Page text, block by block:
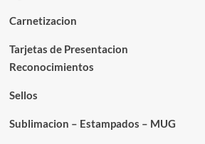
Carnetizacion
Tarjetas de Presentacion
Reconocimientos
Sellos
Sublimacion – Estampados – MUG